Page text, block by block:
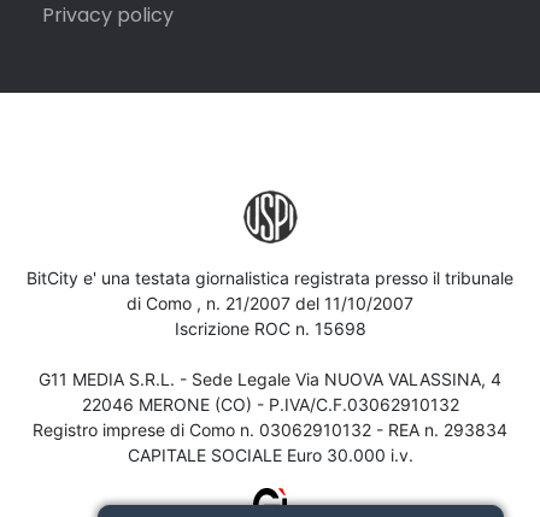
Privacy policy
BitCity e' una testata giornalistica registrata presso il tribunale
di Como , n. 21/2007 del 11/10/2007
Iscrizione ROC n. 15698
G11 MEDIA S.R.L. - Sede Legale Via NUOVA VALASSINA, 4
22046 MERONE (CO) - P.IVA/C.F.03062910132
Registro imprese di Como n. 03062910132 - REA n. 293834
CAPITALE SOCIALE Euro 30.000 i.v.